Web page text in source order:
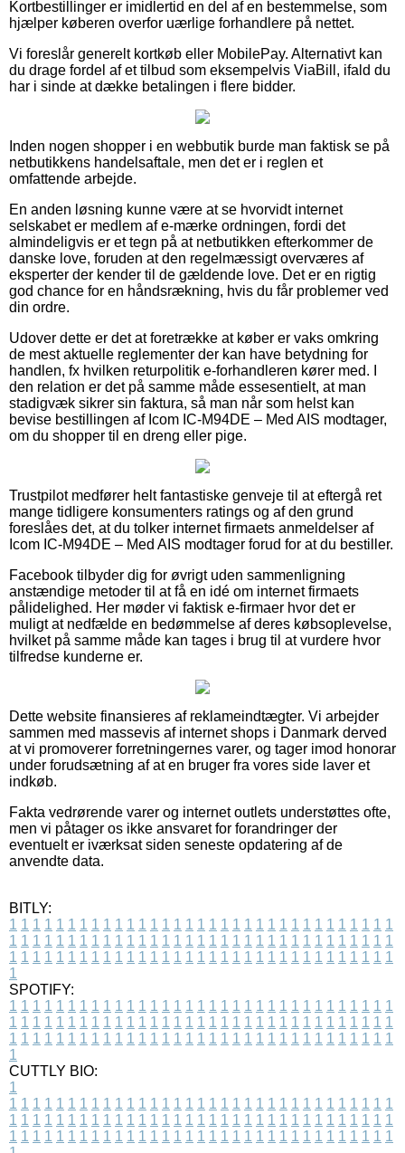
Kortbestillinger er imidlertid en del af en bestemmelse, som
hjælper køberen overfor uærlige forhandlere på nettet.
Vi foreslår generelt kortkøb eller MobilePay. Alternativt kan
du drage fordel af et tilbud som eksempelvis ViaBill, ifald du
har i sinde at dække betalingen i flere bidder.
Inden nogen shopper i en webbutik burde man faktisk se på
netbutikkens handelsaftale, men det er i reglen et
omfattende arbejde.
En anden løsning kunne være at se hvorvidt internet
selskabet er medlem af e-mærke ordningen, fordi det
almindeligvis er et tegn på at netbutikken efterkommer de
danske love, foruden at den regelmæssigt overværes af
eksperter der kender til de gældende love. Det er en rigtig
god chance for en håndsrækning, hvis du får problemer ved
din ordre.
Udover dette er det at foretrække at køber er vaks omkring
de mest aktuelle reglementer der kan have betydning for
handlen, fx hvilken returpolitik e-forhandleren kører med. I
den relation er det på samme måde essesentielt, at man
stadigvæk sikrer sin faktura, så man når som helst kan
bevise bestillingen af Icom IC-M94DE – Med AIS modtager,
om du shopper til en dreng eller pige.
Trustpilot medfører helt fantastiske genveje til at eftergå ret
mange tidligere konsumenters ratings og af den grund
foreslåes det, at du tolker internet firmaets anmeldelser af
Icom IC-M94DE – Med AIS modtager forud for at du bestiller.
Facebook tilbyder dig for øvrigt uden sammenligning
anstændige metoder til at få en idé om internet firmaets
pålidelighed. Her møder vi faktisk e-firmaer hvor det er
muligt at nedfælde en bedømmelse af deres købsoplevelse,
hvilket på samme måde kan tages i brug til at vurdere hvor
tilfredse kunderne er.
Dette website finansieres af reklameindtægter. Vi arbejder
sammen med massevis af internet shops i Danmark derved
at vi promoverer forretningernes varer, og tager imod honorar
under forudsætning af at en bruger fra vores side laver et
indkøb.
Fakta vedrørende varer og internet outlets understøttes ofte,
men vi påtager os ikke ansvaret for forandringer der
eventuelt er iværksat siden seneste opdatering af de
anvendte data.
BITLY:
1 1 1 1 1 1 1 1 1 1 1 1 1 1 1 1 1 1 1 1 1 1 1 1 1 1 1 1 1 1 1 1 1
1 1 1 1 1 1 1 1 1 1 1 1 1 1 1 1 1 1 1 1 1 1 1 1 1 1 1 1 1 1 1 1 1
1 1 1 1 1 1 1 1 1 1 1 1 1 1 1 1 1 1 1 1 1 1 1 1 1 1 1 1 1 1 1 1 1
1
SPOTIFY:
1 1 1 1 1 1 1 1 1 1 1 1 1 1 1 1 1 1 1 1 1 1 1 1 1 1 1 1 1 1 1 1 1
1 1 1 1 1 1 1 1 1 1 1 1 1 1 1 1 1 1 1 1 1 1 1 1 1 1 1 1 1 1 1 1 1
1 1 1 1 1 1 1 1 1 1 1 1 1 1 1 1 1 1 1 1 1 1 1 1 1 1 1 1 1 1 1 1 1
1
CUTTLY BIO:
1
1 1 1 1 1 1 1 1 1 1 1 1 1 1 1 1 1 1 1 1 1 1 1 1 1 1 1 1 1 1 1 1 1
1 1 1 1 1 1 1 1 1 1 1 1 1 1 1 1 1 1 1 1 1 1 1 1 1 1 1 1 1 1 1 1 1
1 1 1 1 1 1 1 1 1 1 1 1 1 1 1 1 1 1 1 1 1 1 1 1 1 1 1 1 1 1 1 1 1